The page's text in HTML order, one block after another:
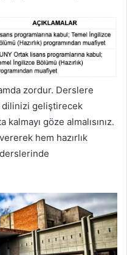
zordur. Derslere
dilinizi geliştirecek
kalmayı göze almalısınız.
hem hazırlık
derslerinde